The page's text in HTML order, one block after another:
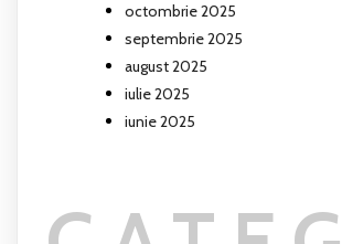
octombrie 2025
septembrie 2025
august 2025
iulie 2025
iunie 2025